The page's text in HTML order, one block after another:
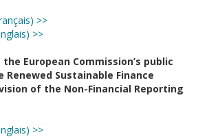
>>
>>
European Commission’s public
Sustainable Finance
of the Non-Financial Reporting
>>